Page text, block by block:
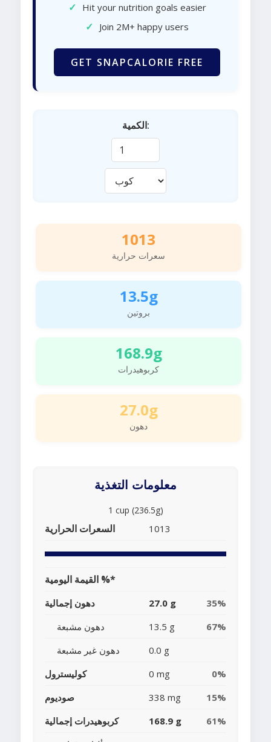
✓ Hit your nutrition goals easier
✓ Join 2M+ happy users
GET SNAPCALORIE FREE
الكمية:
1013
سعرات حرارية
13.5g
بروتين
168.9g
كربوهيدرات
27.0g
دهون
معلومات التغذية
1 cup (236.5g)
السعرات الحرارية 1013
القيمة اليومية %*
دهون إجمالية 27.0 g
35%
دهون مشبعة
13.5 g
67%
دهون غير مشبعة
0.0 g
كوليسترول
0 mg
0%
صوديوم
338 mg
15%
كربوهيدرات إجمالية
168.9 g
61%